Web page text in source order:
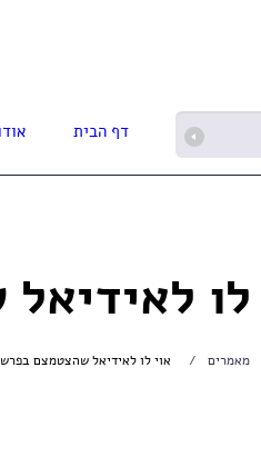
דף הבית
לו
מאמרים אוי לו לאידיאל שהצטמצם